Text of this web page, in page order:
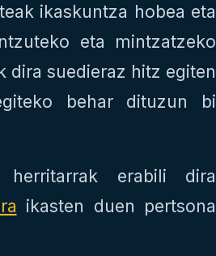
ikaskuntza hobea eta
eta mintzatzeko
dira suedieraz hitz egiten
behar dituzun bi
erabili dira
ikasten duen pertsona